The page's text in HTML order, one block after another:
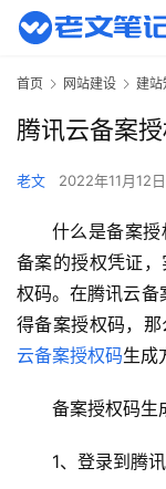
首页 网站建设 建站
腾讯云备案
老文 2022年11月12
什么是备案
备案的授权凭证
权码。在腾讯云备
得备案授权码，
云备案授权码生成
备案授权码生
1、登录到腾